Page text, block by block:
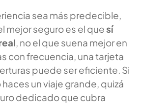
sea más predecible,
mejor seguro es el quesí
, no el que suena mejor en
con frecuencia, una tarjeta
puede ser eficiente. Si
un viaje grande, quizá
dedicado que cubra